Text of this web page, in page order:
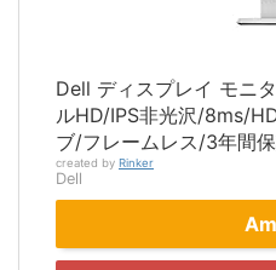
Dell ディスプレイ モニ
ルHD/IPS非光沢/8ms/
ブ/フレームレス/3年間
created by Rinker
Dell